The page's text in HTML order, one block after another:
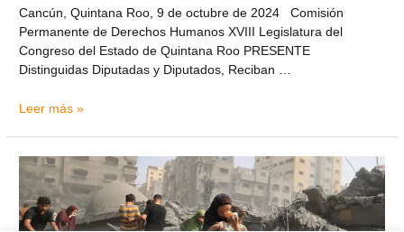
Cancún, Quintana Roo, 9 de octubre de 2024 Comisión
Permanente de Derechos Humanos XVIII Legislatura del
Congreso del Estado de Quintana Roo PRESENTE
Distinguidas Diputadas y Diputados, Reciban …
Leer más »